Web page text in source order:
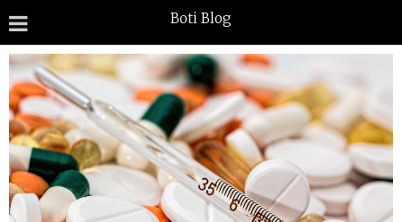
Boti Blog